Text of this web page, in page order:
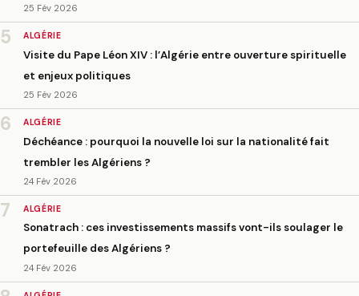
25 Fév 2026
5 ALGÉRIE
Visite du Pape Léon XIV : l’Algérie entre ouverture spirituelle
et enjeux politiques
25 Fév 2026
6 ALGÉRIE
Déchéance : pourquoi la nouvelle loi sur la nationalité fait
trembler les Algériens ?
24 Fév 2026
7 ALGÉRIE
Sonatrach : ces investissements massifs vont-ils soulager le
portefeuille des Algériens ?
24 Fév 2026